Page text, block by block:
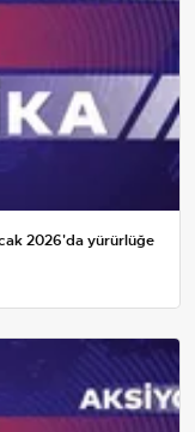
2026'da yürürlüğe